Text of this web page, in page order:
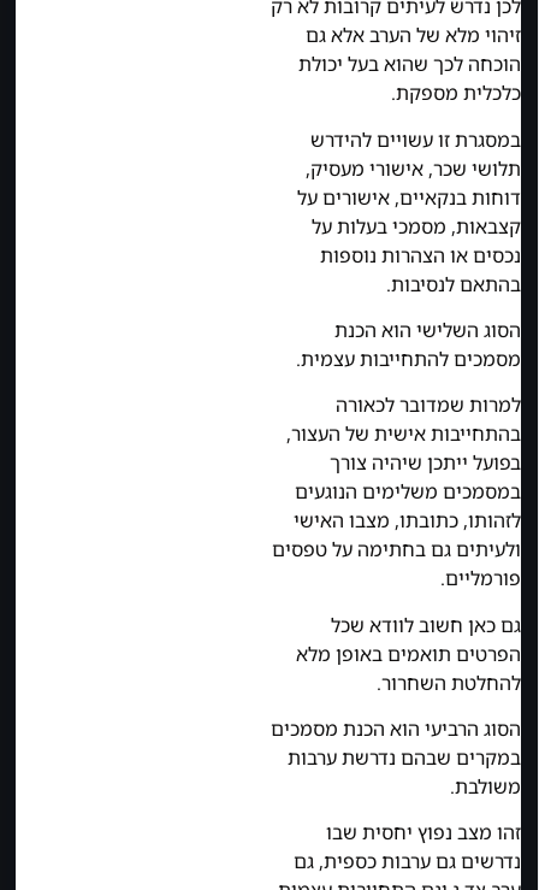
לכן נדרש לעיתים קרובות לא רק
זיהוי מלא של הערב אלא גם
הוכחה לכך שהוא בעל יכולת
כלכלית מספקת.
במסגרת זו עשויים להידרש
תלושי שכר, אישורי מעסיק,
דוחות בנקאיים, אישורים על
קצבאות, מסמכי בעלות על
נכסים או הצהרות נוספות
בהתאם לנסיבות.
הסוג השלישי הוא הכנת
מסמכים להתחייבות עצמית.
למרות שמדובר לכאורה
בהתחייבות אישית של העצור,
בפועל ייתכן שיהיה צורך
במסמכים משלימים הנוגעים
לזהותו, כתובתו, מצבו האישי
ולעיתים גם בחתימה על טפסים
פורמליים.
גם כאן חשוב לוודא שכל
הפרטים תואמים באופן מלא
להחלטת השחרור.
הסוג הרביעי הוא הכנת מסמכים
במקרים שבהם נדרשת ערבות
משולבת.
זהו מצב נפוץ יחסית שבו
נדרשים גם ערבות כספית, גם